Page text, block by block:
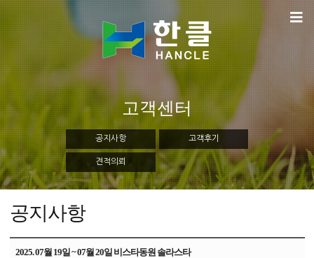
고객센터
공지사항 고객후기
견적의뢰
공지사항
2025. 07월 19일 ~ 07월 20일 비스타동원 솔라스타